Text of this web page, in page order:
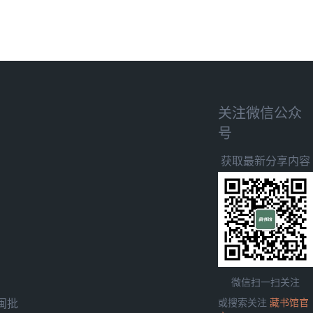
批
关注微信公众
号
获取最新分享内容
微信扫一扫关注
或搜索关注 藏书馆官